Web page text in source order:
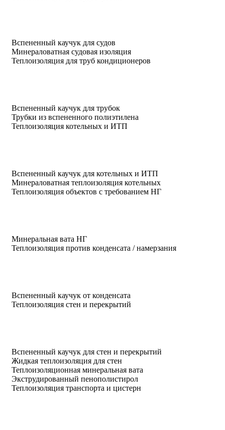
Вспененный каучук для судов
Минераловатная судовая изоляция
Теплоизоляция для труб кондиционеров
Вспененный каучук для трубок
Трубки из вспененного полиэтилена
Теплоизоляция котельных и ИТП
Вспененный каучук для котельных и ИТП
Минераловатная теплоизоляция котельных
Теплоизоляция объектов с требованием НГ
Минеральная вата НГ
Теплоизоляция против конденсата / намерзания
Вспененный каучук от конденсата
Теплоизоляция стен и перекрытий
Вспененный каучук для стен и перекрытий
Жидкая теплоизоляция для стен
Теплоизоляционная минеральная вата
Экструдированный пенополистирол
Теплоизоляция транспорта и цистерн